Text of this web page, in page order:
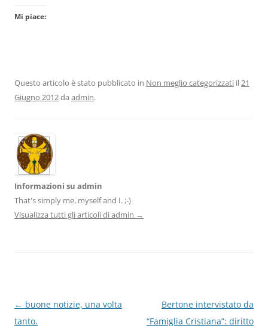
Mi piace:
Questo articolo è stato pubblicato in Non meglio categorizzati il 21
Giugno 2012da admin.
Informazioni su admin
That's simply me, myself and I. ;-)
Visualizza tutti gli articoli di admin →
Navigazione
articolo
← buone notizie, una volta
tanto.
Bertone intervistato da
“Famiglia Cristiana”: diritto